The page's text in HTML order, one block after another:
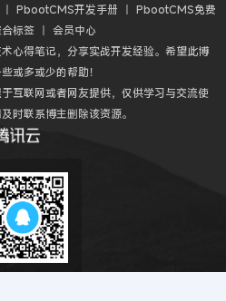
PbootCMS开发手册 丨 PbootCMS免费
标签丨 会员中心
心得笔记，分享实战开发经验。希望此博
或多或少的帮助！
互联网或者网友提供，仅供学习与交流使
时联系博主删除该资源。